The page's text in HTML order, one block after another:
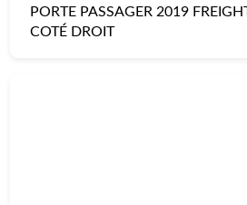
PORTE PASSAGER 2019
COTÉ DROIT